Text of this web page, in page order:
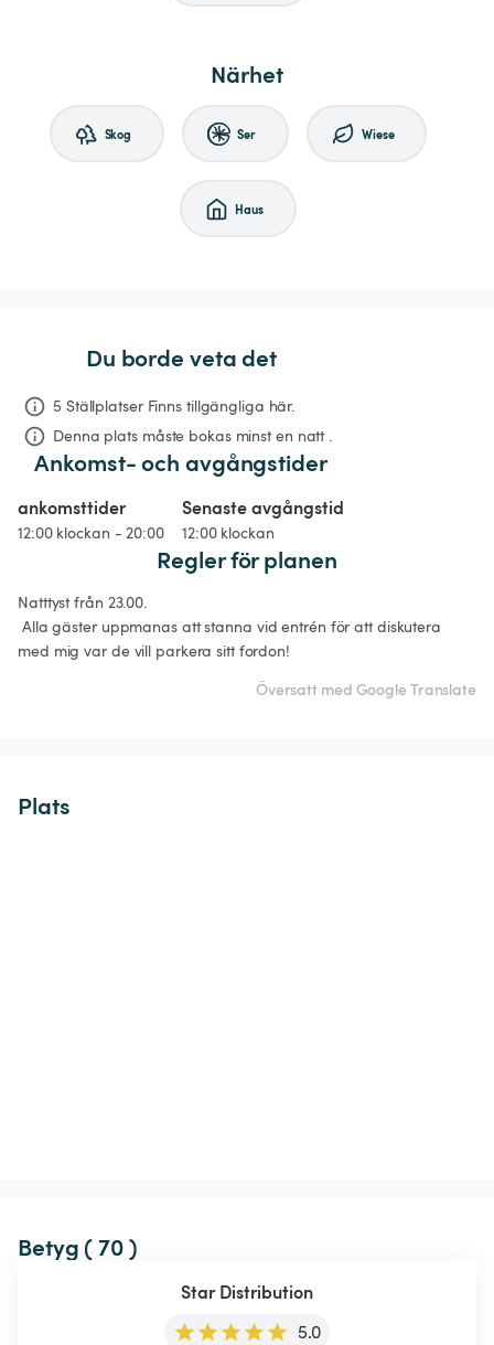
Närhet
Skog Ser Wiese
Haus
Du borde veta det
5 Ställplatser Finns tillgängliga här.
Denna plats måste bokas minst en natt .
Ankomst- och avgångstider
ankomsttider
12:00 klockan - 20:00
Senaste avgångstid
12:00 klockan
Regler för planen
Natttyst från 23.00.
med mig var de vill parkera sitt fordon!
Översatt med Google Translate
Plats
Betyg ( 70 )
Star Distribution
5.0